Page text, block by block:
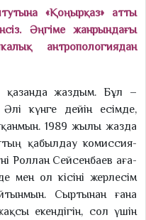
«Қоңырқаз» атты
Әңгіме жанрындағы
антропологиядан
жаздым. Бұл –
күнге дейін есімде,
1989 жылы жазда
қабылдау комиссия­
Роллан Сейсенбаев аға­
мен ол кісіні жерлесім
Сыр­тынан ғана
екендігін, сол үшін